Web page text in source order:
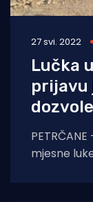
27 svi. 2022
Lučka
prijavu
mjesne